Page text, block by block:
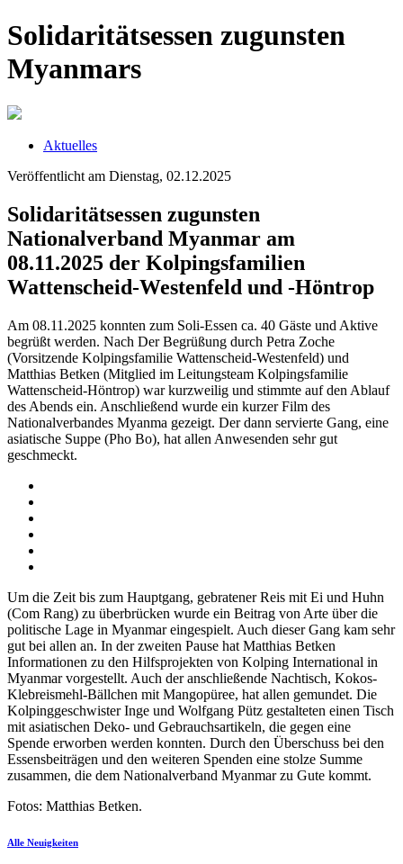
Solidaritätsessen zugunsten
Myanmars
Aktuelles
Veröffentlicht am Dienstag, 02.12.2025
Solidaritätsessen zugunsten
Nationalverband Myanmar am
08.11.2025 der Kolpingsfamilien
Wattenscheid-Westenfeld und -Höntrop
Am 08.11.2025 konnten zum Soli-Essen ca. 40 Gäste und Aktive
begrüßt werden. Nach Der Begrüßung durch Petra Zoche
(Vorsitzende Kolpingsfamilie Wattenscheid-Westenfeld) und
Matthias Betken (Mitglied im Leitungsteam Kolpingsfamilie
Wattenscheid-Höntrop) war kurzweilig und stimmte auf den Ablauf
des Abends ein. Anschließend wurde ein kurzer Film des
Nationalverbandes Myanma gezeigt. Der dann servierte Gang, eine
asiatische Suppe (Pho Bo), hat allen Anwesenden sehr gut
geschmeckt.
Um die Zeit bis zum Hauptgang, gebratener Reis mit Ei und Huhn
(Com Rang) zu überbrücken wurde ein Beitrag von Arte über die
politische Lage in Myanmar eingespielt. Auch dieser Gang kam sehr
gut bei allen an. In der zweiten Pause hat Matthias Betken
Informationen zu den Hilfsprojekten von Kolping International in
Myanmar vorgestellt. Auch der anschließende Nachtisch, Kokos-
Klebreismehl-Bällchen mit Mangopüree, hat allen gemundet. Die
Kolpinggeschwister Inge und Wolfgang Pütz gestalteten einen Tisch
mit asiatischen Deko- und Gebrauchsartikeln, die gegen eine
Spende erworben werden konnten. Durch den Überschuss bei den
Essensbeiträgen und den weiteren Spenden eine stolze Summe
zusammen, die dem Nationalverband Myanmar zu Gute kommt.
Fotos: Matthias Betken.
Alle Neuigkeiten